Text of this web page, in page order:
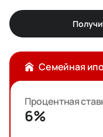
Семейная
Процентная
6%